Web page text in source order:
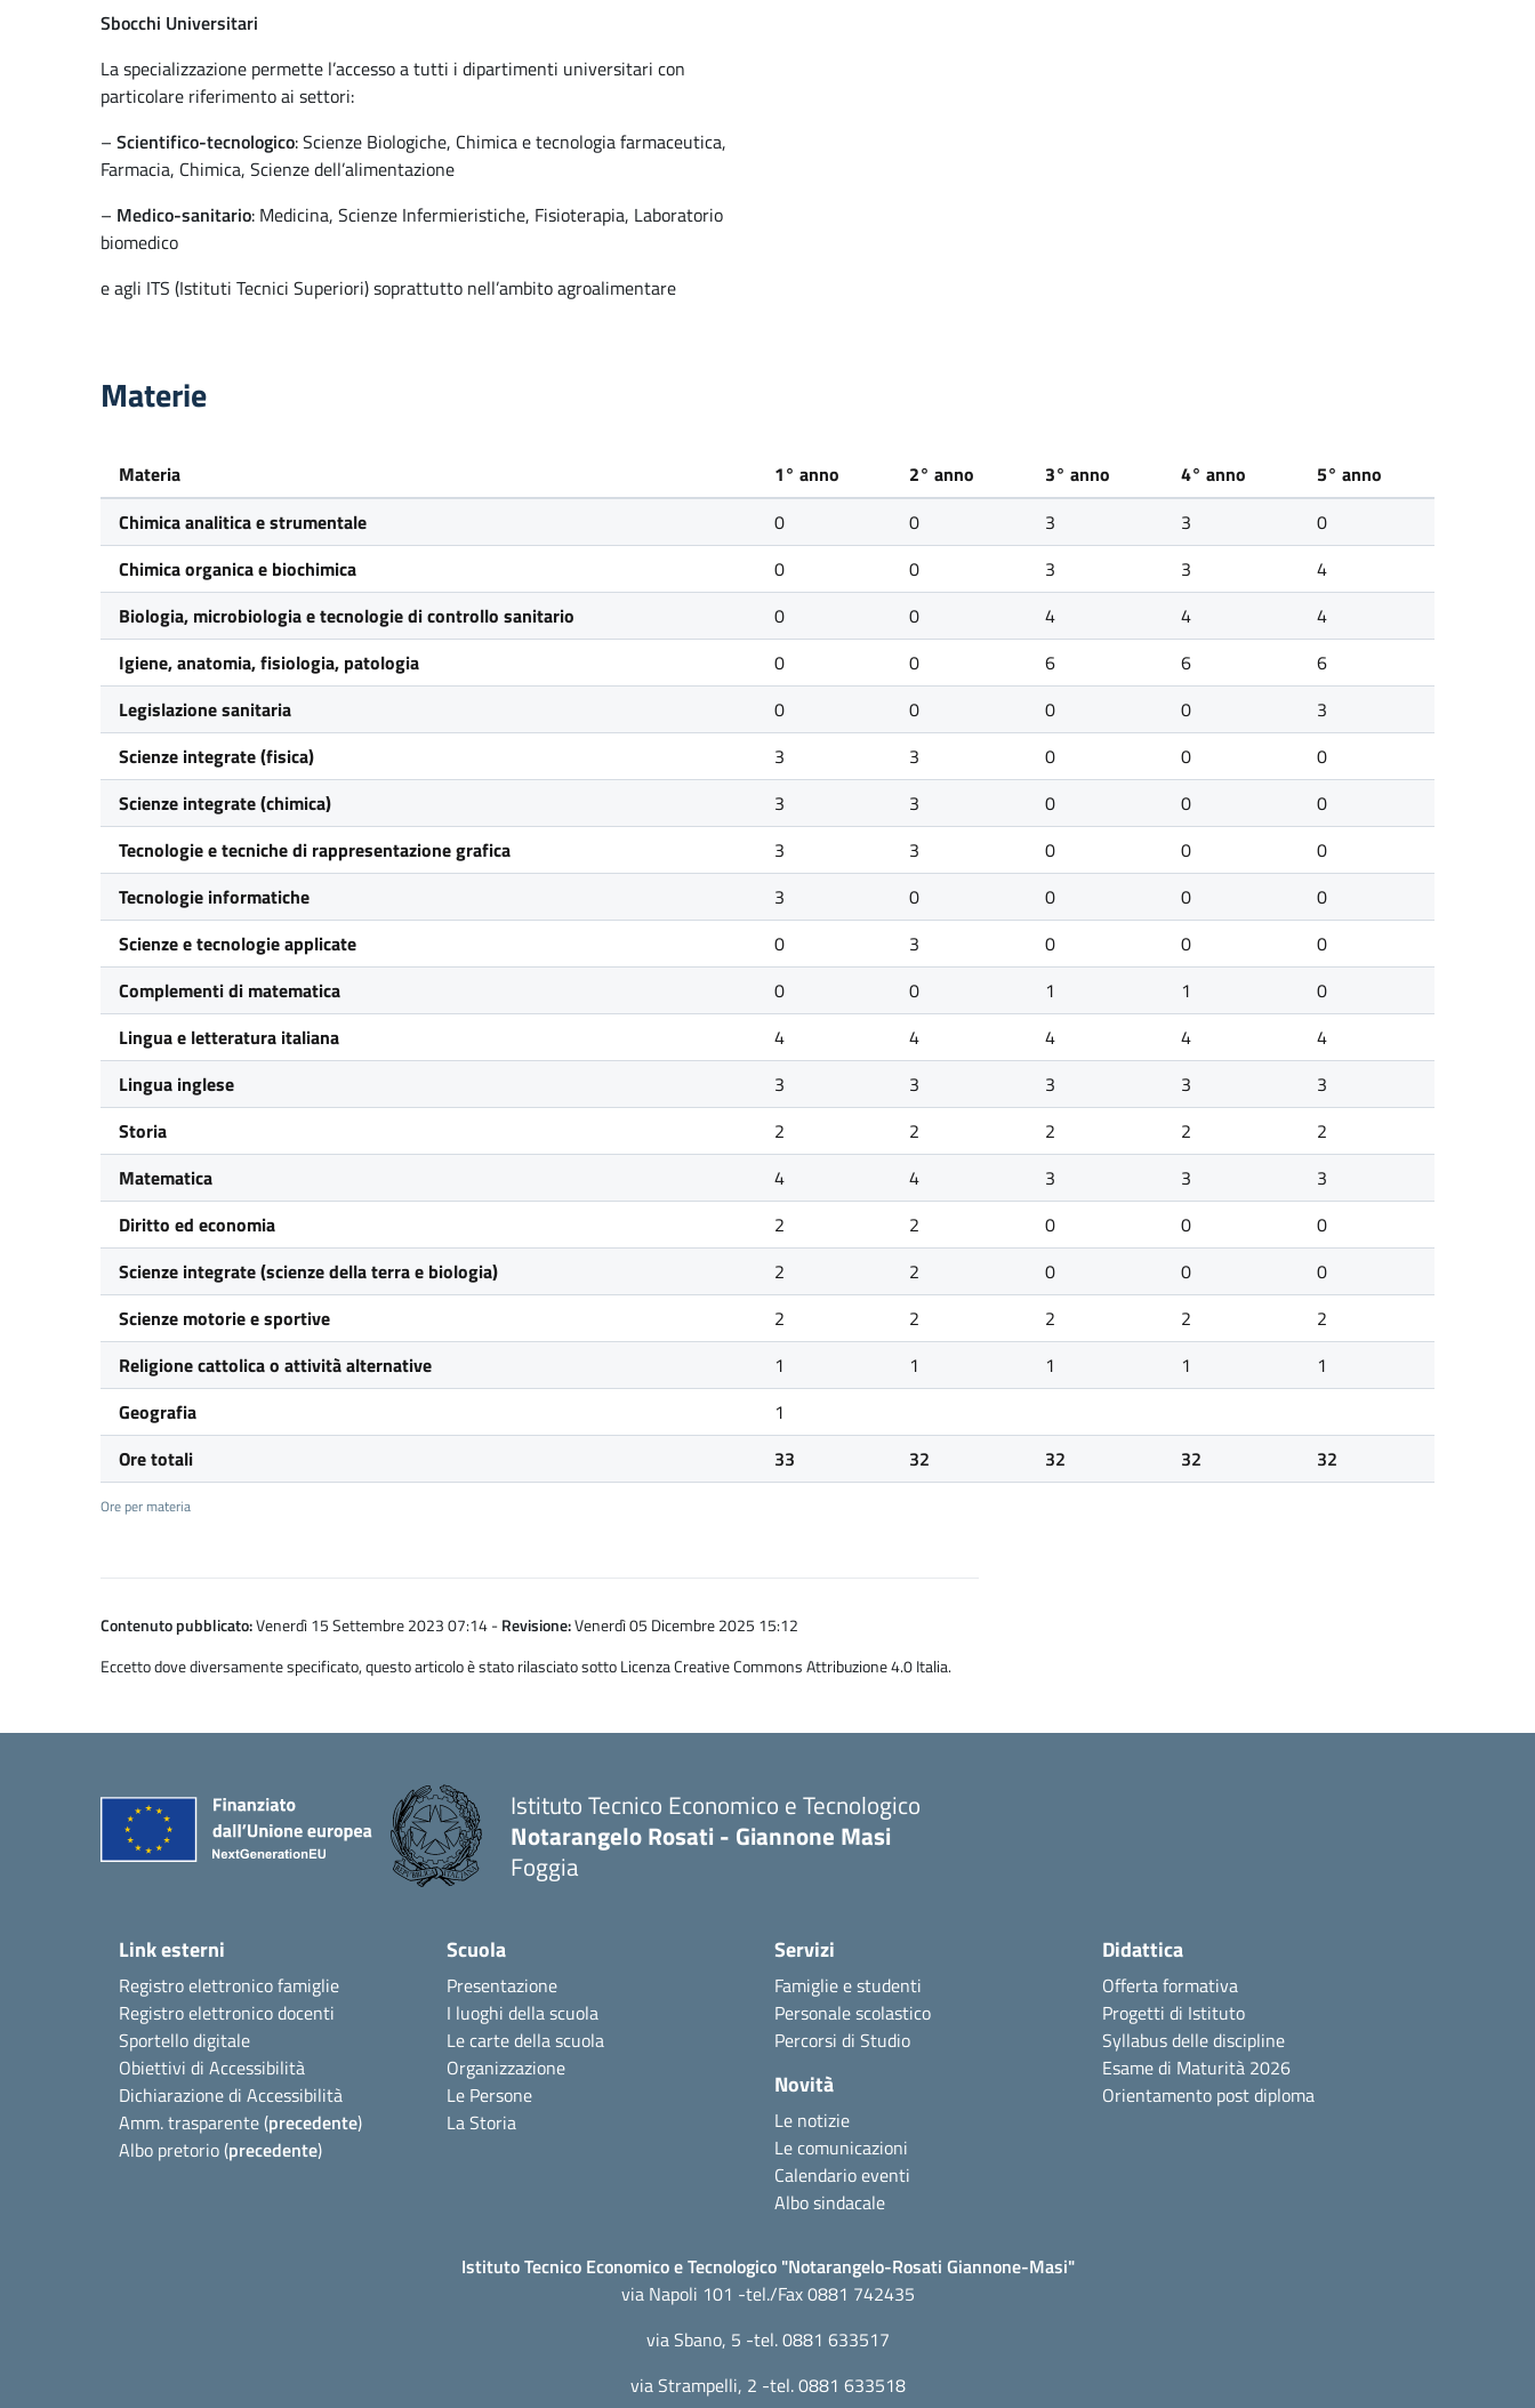
Sbocchi Universitari
La specializzazione permette l’accesso a tutti i dipartimenti universitari con
particolare riferimento ai settori:
– Scientifico-tecnologico: Scienze Biologiche, Chimica e tecnologia farmaceutica,
Farmacia, Chimica, Scienze dell’alimentazione
– Medico-sanitario: Medicina, Scienze Infermieristiche, Fisioterapia, Laboratorio
biomedico
e agli ITS (Istituti Tecnici Superiori) soprattutto nell’ambito agroalimentare
Materie
Ore per materia
Materia 1° anno 2° anno 3° anno 4° anno
5° anno
Chimica analitica e strumentale
0 0 3 3
0
Chimica organica e biochimica
0 0 3 3
4
Biologia, microbiologia e tecnologie di controllo sanitario
0 0 4 4
4
Igiene, anatomia, fisiologia, patologia
0 0 6 6
6
Legislazione sanitaria
0 0 0 0
3
Scienze integrate (fisica)
3 3 0 0
0
Scienze integrate (chimica)
3 3 0 0
0
Tecnologie e tecniche di rappresentazione grafica
3 3 0 0
0
Tecnologie informatiche
3 0 0 0
0
Scienze e tecnologie applicate
0 3 0 0
0
Complementi di matematica
0 0 1 1
0
Lingua e letteratura italiana
4 4 4 4
4
Lingua inglese
3 3 3 3
3
Storia
2 2 2 2
2
Matematica
4 4 3 3
3
Diritto ed economia
2 2 0 0
0
Scienze integrate (scienze della terra e biologia)
2 2 0 0
0
Scienze motorie e sportive
2 2 2 2
2
Religione cattolica o attività alternative
1 1 1 1
1
Geografia
1
Ore totali
33 32 32 32 32
Contenuto pubblicato:Venerdì 15 Settembre 2023 07:14-Revisione:Venerdì 05 Dicembre 2025 15:12
Eccetto dove diversamente specificato, questo articolo è stato rilasciato sotto Licenza Creative Commons Attribuzione 4.0 Italia.
Istituto Tecnico Economico e Tecnologico
Notarangelo Rosati - Giannone Masi
Foggia
Link esterni
Registro elettronico famiglie
Registro elettronico docenti
Sportello digitale
Obiettivi di Accessibilità
Dichiarazione di Accessibilità
Amm. trasparente (precedente)
Albo pretorio (precedente)
Scuola
Presentazione
I luoghi della scuola
Le carte della scuola
Organizzazione
Le Persone
La Storia
Servizi
Famiglie e studenti
Personale scolastico
Percorsi di Studio
Novità
Le notizie
Le comunicazioni
Calendario eventi
Albo sindacale
Didattica
Offerta formativa
Progetti di Istituto
Syllabus delle discipline
Esame di Maturità 2026
Orientamento post diploma
Istituto Tecnico Economico e Tecnologico "Notarangelo-Rosati Giannone-Masi"
via Napoli 101 -tel./Fax 0881 742435
via Sbano, 5 -tel. 0881 633517
via Strampelli, 2 -tel. 0881 633518